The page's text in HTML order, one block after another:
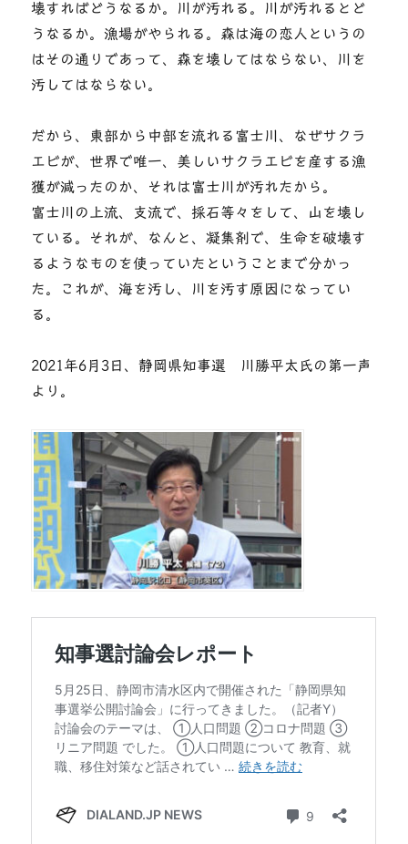
壊すればどうなるか。川が汚れる。川が汚れるとど
うなるか。漁場がやられる。森は海の恋人というの
はその通りであって、森を壊してはならない、川を
汚してはならない。
だから、東部から中部を流れる富士川、なぜサクラ
エビが、世界で唯一、美しいサクラエビを産する漁
獲が減ったのか、それは富士川が汚れたから。
富士川の上流、支流で、採石等々をして、山を壊し
ている。それが、なんと、凝集剤で、生命を破壊す
るようなものを使っていたということまで分かっ
た。これが、海を汚し、川を汚す原因になってい
る。
2021年6月3日、静岡県知事選 川勝平太氏の第一声
より。